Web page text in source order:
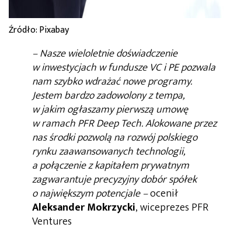
Źródło: Pixabay
– Nasze wieloletnie doświadczenie
w inwestycjach w fundusze VC i PE pozwala
nam szybko wdrażać nowe programy.
Jestem bardzo zadowolony z tempa,
w jakim ogłaszamy pierwszą umowę
w ramach PFR Deep Tech. Alokowane przez
nas środki pozwolą na rozwój polskiego
rynku zaawansowanych technologii,
a połączenie z kapitałem prywatnym
zagwarantuje precyzyjny dobór spółek
o największym potencjale –ocenił
Aleksander Mokrzycki, wiceprezes PFR
Ventures